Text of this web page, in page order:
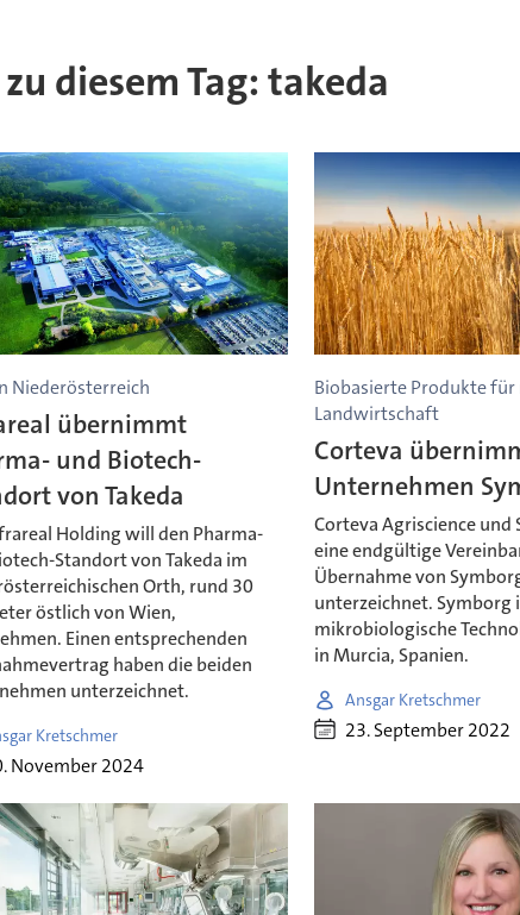
diesem Tag: takeda
Niederösterreich
übernimmt
und Biotech-
von Takeda
Holding will den Pharma-
Standort von Takeda im
Orth, rund 30
östlich von Wien,
Einen entsprechenden
haben die beiden
unterzeichnet.
Kretschmer
November 2024
Biobasierte Produkte
Landwirtschaft
Corteva
Unternehmen
Corteva Agriscience und
eine endgültige
Übernahme von
unterzeichnet. Symborg
mikrobiologische
in Murcia, Spanien.
Ansgar Kretschmer
23. September 2022